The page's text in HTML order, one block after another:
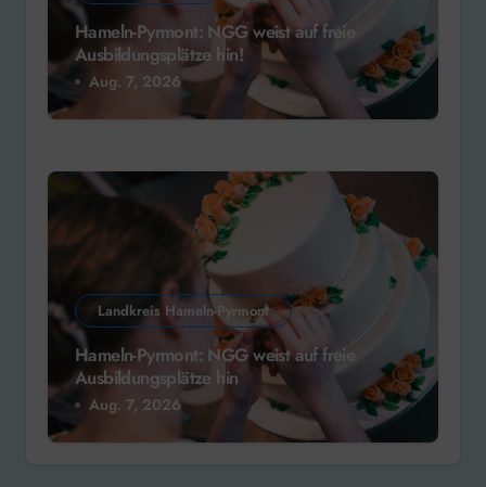
Hameln-Pyrmont: NGG weist auf freie
Ausbildungsplätze hin!
Aug. 7, 2026
Landkreis Hameln-Pyrmont
Hameln-Pyrmont: NGG weist auf freie
Ausbildungsplätze hin
Aug. 7, 2026